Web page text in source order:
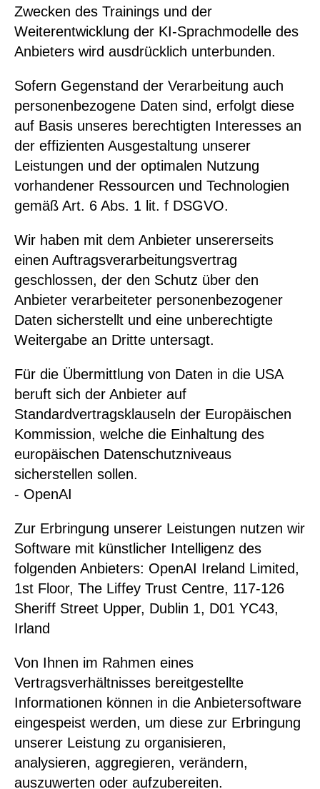
Zwecken des Trainings und der
Weiterentwicklung der KI-Sprachmodelle des
Anbieters wird ausdrücklich unterbunden.
Sofern Gegenstand der Verarbeitung auch
personenbezogene Daten sind, erfolgt diese
auf Basis unseres berechtigten Interesses an
der effizienten Ausgestaltung unserer
Leistungen und der optimalen Nutzung
vorhandener Ressourcen und Technologien
gemäß Art. 6 Abs. 1 lit. f DSGVO.
Wir haben mit dem Anbieter unsererseits
einen Auftragsverarbeitungsvertrag
geschlossen, der den Schutz über den
Anbieter verarbeiteter personenbezogener
Daten sicherstellt und eine unberechtigte
Weitergabe an Dritte untersagt.
Für die Übermittlung von Daten in die USA
beruft sich der Anbieter auf
Standardvertragsklauseln der Europäischen
Kommission, welche die Einhaltung des
europäischen Datenschutzniveaus
sicherstellen sollen.
- OpenAI
Zur Erbringung unserer Leistungen nutzen wir
Software mit künstlicher Intelligenz des
folgenden Anbieters: OpenAI Ireland Limited,
1st Floor, The Liffey Trust Centre, 117-126
Sheriff Street Upper, Dublin 1, D01 YC43,
Irland
Von Ihnen im Rahmen eines
Vertragsverhältnisses bereitgestellte
Informationen können in die Anbietersoftware
eingespeist werden, um diese zur Erbringung
unserer Leistung zu organisieren,
analysieren, aggregieren, verändern,
auszuwerten oder aufzubereiten.